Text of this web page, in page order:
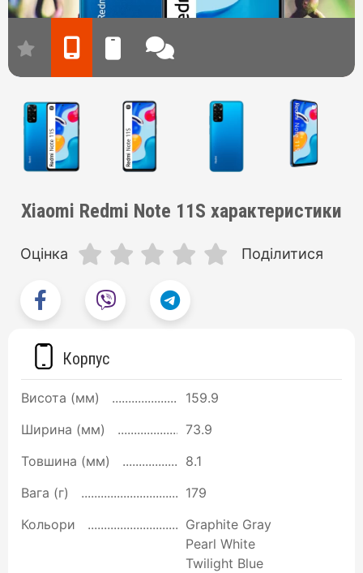
Xiaomi Redmi Note 11S характеристики
Оцінка Поділитися
Корпус
Висота (мм)
159.9
Ширина (мм)
73.9
Товшина (мм)
8.1
Вага (г)
179
Кольори
Graphite Gray
Pearl White
Twilight Blue